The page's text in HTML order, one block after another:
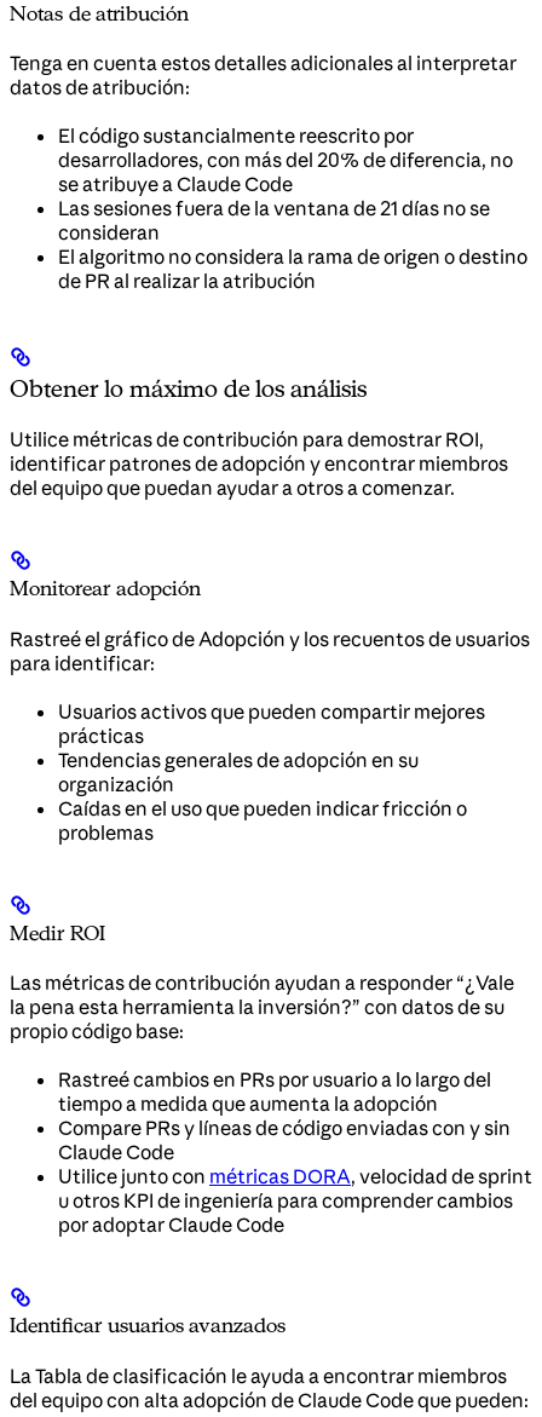
Notas de atribución
Tenga en cuenta estos detalles adicionales al interpretar
datos de atribución:
El código sustancialmente reescrito por
desarrolladores, con más del 20% de diferencia, no
se atribuye a Claude Code
Las sesiones fuera de la ventana de 21 días no se
consideran
El algoritmo no considera la rama de origen o destino
de PR al realizar la atribución
Obtener lo máximo de los análisis
Utilice métricas de contribución para demostrar ROI,
identificar patrones de adopción y encontrar miembros
del equipo que puedan ayudar a otros a comenzar.
Monitorear adopción
Rastreé el gráfico de Adopción y los recuentos de usuarios
para identificar:
Usuarios activos que pueden compartir mejores
prácticas
Tendencias generales de adopción en su
organización
Caídas en el uso que pueden indicar fricción o
problemas
Medir ROI
Las métricas de contribución ayudan a responder “¿Vale
la pena esta herramienta la inversión?” con datos de su
propio código base:
Rastreé cambios en PRs por usuario a lo largo del
tiempo a medida que aumenta la adopción
Compare PRs y líneas de código enviadas con y sin
Claude Code
Utilice junto con métricas DORA, velocidad de sprint
u otros KPI de ingeniería para comprender cambios
por adoptar Claude Code
Identificar usuarios avanzados
La Tabla de clasificación le ayuda a encontrar miembros
del equipo con alta adopción de Claude Code que pueden: